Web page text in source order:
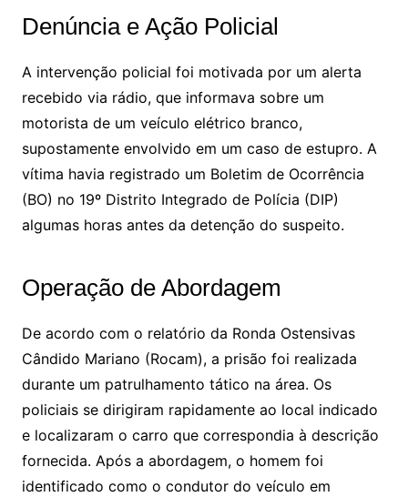
Denúncia e Ação Policial
A intervenção policial foi motivada por um alerta
recebido via rádio, que informava sobre um
motorista de um veículo elétrico branco,
supostamente envolvido em um caso de estupro. A
vítima havia registrado um Boletim de Ocorrência
(BO) no 19º Distrito Integrado de Polícia (DIP)
algumas horas antes da detenção do suspeito.
Operação de Abordagem
De acordo com o relatório da Ronda Ostensivas
Cândido Mariano (Rocam), a prisão foi realizada
durante um patrulhamento tático na área. Os
policiais se dirigiram rapidamente ao local indicado
e localizaram o carro que correspondia à descrição
fornecida. Após a abordagem, o homem foi
identificado como o condutor do veículo em